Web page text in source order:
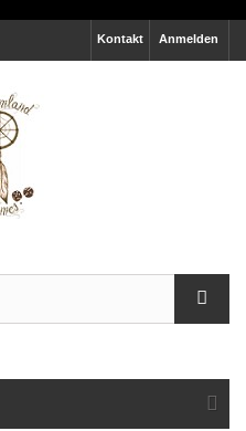
Anmelden
Kontakt